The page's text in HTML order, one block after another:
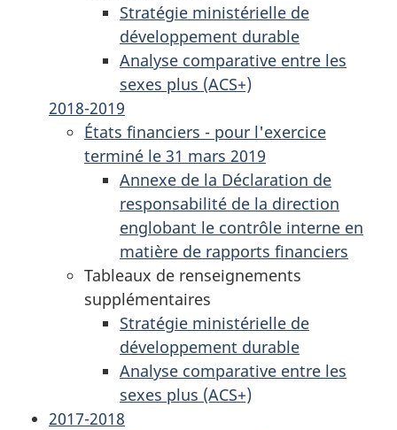
Stratégie ministérielle de
développement durable
Analyse comparative entre les
sexes plus (ACS+)
2018-2019
États financiers - pour l'exercice
terminé le 31 mars 2019
Annexe de la Déclaration de
responsabilité de la direction
englobant le contrôle interne en
matière de rapports financiers
Tableaux de renseignements
supplémentaires
Stratégie ministérielle de
développement durable
Analyse comparative entre les
sexes plus (ACS+)
2017-2018